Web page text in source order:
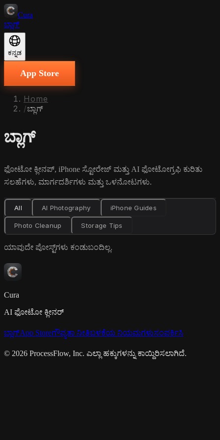
Cura
ಬ್ಲಾಗ್
ಕನ್ನಡ
App Store
Home
/ಬ್ಲಾಗ್
ಬ್ಲಾಗ್
ಫೋಟೋ ಕ್ಲೀನಪ್, iPhone ಸ್ಟೋರೇಜ್ ಮತ್ತು AI ಫೋಟೋಗ್ರಫಿ ಕುರಿತು
ಸಲಹೆಗಳು, ಮಾರ್ಗದರ್ಶಿಗಳು ಮತ್ತು ಒಳನೋಟಗಳು.
All AI Photography iPhone Guides
Photo Cleanup Storage Tips
ಯಾವುದೇ ಪೋಸ್ಟ್‌ಗಳು ಕಂಡುಬಂದಿಲ್ಲ.
Cura
AI ಫೋಟೋ ಕ್ಲೀನರ್
ಬ್ಲಾಗ್App Storeಗೌಪ್ಯತಾ ನೀತಿಬಳಕೆಯ ನಿಯಮಗಳುಸಂಪರ್ಕಿಸಿ
© 2026 ProcessFlow, Inc. ಎಲ್ಲಾ ಹಕ್ಕುಗಳನ್ನು ಕಾಯ್ದಿರಿಸಲಾಗಿದೆ.